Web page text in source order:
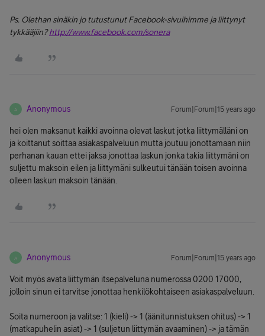
Ps. Olethan sinäkin jo tutustunut Facebook-sivuihimme ja liittynyt
tykkääjiin?http://www.facebook.com/sonera
A Anonymous Forum|Forum|15 years ago
hei olen maksanut kaikki avoinna olevat laskut jotka liittymälläni on
ja koittanut soittaa asiakaspalveluun mutta joutuu jonottamaan niin
perhanan kauan ettei jaksa jonottaa laskun jonka takia liittymäni on
suljettu maksoin eilen ja liittymäni sulkeutui tänään toisen avoinna
olleen laskun maksoin tänään.
A Anonymous Forum|Forum|15 years ago
Voit myös avata liittymän itsepalveluna numerossa 0200 17000,
jolloin sinun ei tarvitse jonottaa henkilökohtaiseen asiakaspalveluun.
Soita numeroon ja valitse: 1 (kieli) -> 1 (äänitunnistuksen ohitus) -> 1
(matkapuhelin asiat) -> 1 (suljetun liittymän avaaminen) -> ja tämän